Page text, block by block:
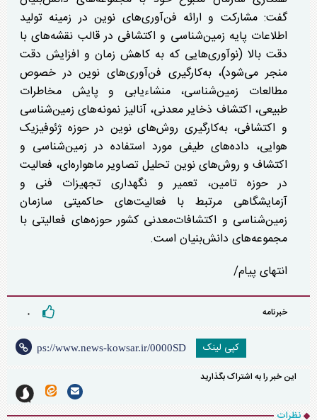
گفت: مشارکت و ارائه فن‌آوری‌های نوین در زمینه تولید
اطلاعات پایه زمین‌شناسی و اکتشافی در قالب نقشه‌های با
دقت بالا (نوآوری‌هایی که به کاهش زمان و افزایش دقت
منجر می‌شود)، به‌کارگیری فن‌آوری‌های نوین در خصوص
مطالعات زمین‌شناسی، منشاءیابی و پایش مخاطرات
طبیعی، اکتشاف ذخایر معدنی، آنالیز نمونه‌های زمین‌شناسی
و اکتشافی، به‌کارگیری روش‌های نوین در حوزه ژئوفیزیک
هوایی، داده‌های طیفی مورد استفاده در زمین‌شناسی و
اکتشاف و روش‌های نوین تحلیل تصاویر ماهواره‌ای، فعالیت
در حوزه تامین، تعمیر و نگهداری تجهیزات فنی و
آزمایشگاهی مرتبط با فعالیت‌های حاکمیتی سازمان
زمین‌شناسی و اکتشافات‌معدنی کشور حوزه‌های فعالیتی با
مجموعه‌های دانش‌بنیان است.
انتهای پیام/
خبرنامه ۰
کپی لینک
این خبر را به اشتراک بگذارید
نظرات